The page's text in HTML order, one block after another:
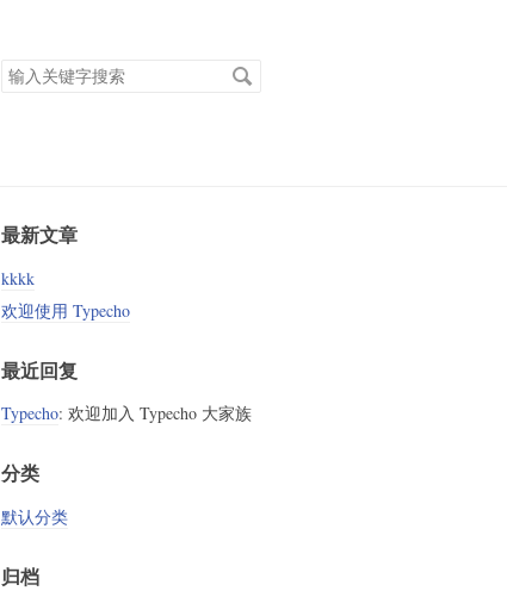
搜
索
最新文章
kkkk
欢迎使用 Typecho
最近回复
Typecho: 欢迎加入 Typecho 大家族
分类
默认分类
归档